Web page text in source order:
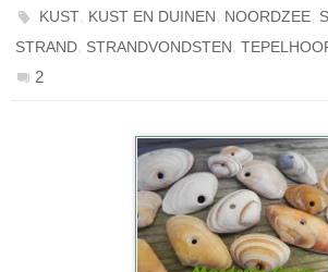
KUST, KUST EN DUINEN, NOORDZEE,
STRAND, STRANDVONDSTEN,
2